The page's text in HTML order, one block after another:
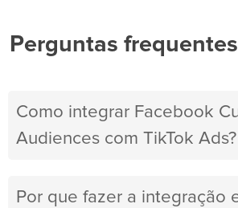
Perguntas frequentes
Como integrar Facebook
Audiences com TikTok Ads?
Por que fazer a integração